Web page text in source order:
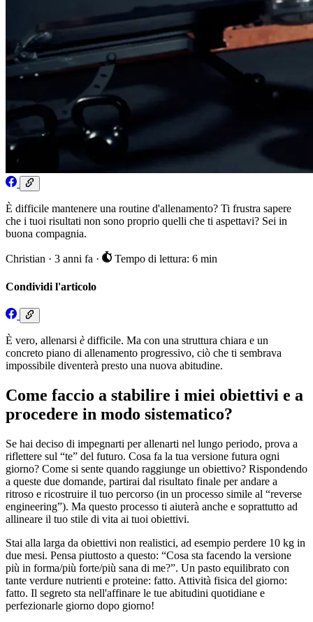
È difficile mantenere una routine d'allenamento? Ti frustra sapere
che i tuoi risultati non sono proprio quelli che ti aspettavi? Sei in
buona compagnia.
Christian · 3 anni fa · Tempo di lettura: 6 min
Condividi l'articolo
È vero, allenarsi è difficile. Ma con una struttura chiara e un
concreto piano di allenamento progressivo, ciò che ti sembrava
impossibile diventerà presto una nuova abitudine.
Come faccio a stabilire i miei obiettivi e a
procedere in modo sistematico?
Se hai deciso di impegnarti per allenarti nel lungo periodo, prova a
riflettere sul “te” del futuro. Cosa fa la tua versione futura ogni
giorno? Come si sente quando raggiunge un obiettivo? Rispondendo
a queste due domande, partirai dal risultato finale per andare a
ritroso e ricostruire il tuo percorso (in un processo simile al “reverse
engineering”). Ma questo processo ti aiuterà anche e soprattutto ad
allineare il tuo stile di vita ai tuoi obiettivi.
Stai alla larga da obiettivi non realistici, ad esempio perdere 10 kg in
due mesi. Pensa piuttosto a questo: “Cosa sta facendo la versione
più in forma/più forte/più sana di me?”. Un pasto equilibrato con
tante verdure nutrienti e proteine: fatto. Attività fisica del giorno:
fatto. Il segreto sta nell'affinare le tue abitudini quotidiane e
perfezionarle giorno dopo giorno!